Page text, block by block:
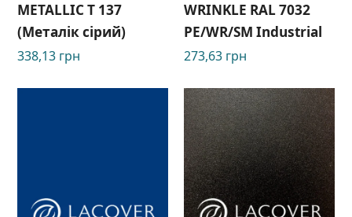
METALLIC T 137
(Металік сірий)
338,13 грн
WRINKLE RAL 7032
РЕ/WR/SM Industrial
273,63 грн